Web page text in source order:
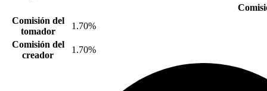
Comisión del
tomador
1.70%
Comisión del
creador
1.70%